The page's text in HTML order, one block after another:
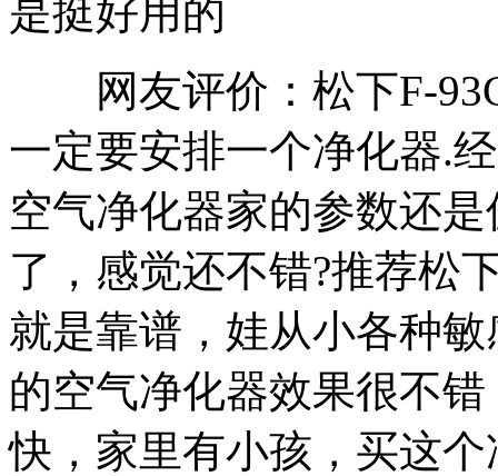
是挺好用的
网友评价：松下F-
一定要安排一个净化器.
空气净化器家的参数还
了，感觉还不错?推荐松
就是靠谱，娃从小各种
的空气净化器效果很不
快，家里有小孩，买这